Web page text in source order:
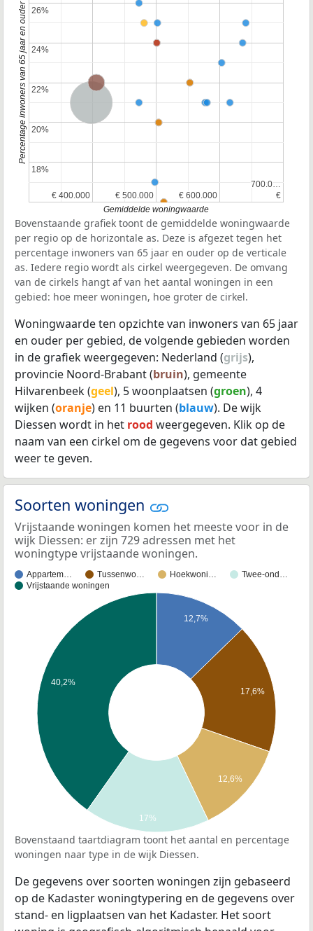
Provincie Noord-Brabant
€ 400.000
€ 400.000 € 500.000
€ 500.000 € 600.000
€ 600.000 €
€
700.0…
700.0…
18%
18%
20%
20%
22%
22%
24%
24%
26%
26%
Gemiddelde woningwaarde
Percentage inwoners van 65 jaar en ouder
Bovenstaande grafiek toont de gemiddelde woningwaarde
per regio op de horizontale as. Deze is afgezet tegen het
percentage inwoners van 65 jaar en ouder op de verticale
as. Iedere regio wordt als cirkel weergegeven. De omvang
van de cirkels hangt af van het aantal woningen in een
gebied: hoe meer woningen, hoe groter de cirkel.
Woningwaarde ten opzichte van inwoners van 65 jaar
en ouder per gebied, de volgende gebieden worden
in de grafiek weergegeven: Nederland (grijs),
provincie Noord-Brabant (bruin), gemeente
Hilvarenbeek (geel), 5 woonplaatsen (groen), 4
wijken (oranje) en 11 buurten (blauw). De wijk
Diessen wordt in het rood weergegeven. Klik op de
naam van een cirkel om de gegevens voor dat gebied
weer te geven.
Soorten woningen
Vrijstaande woningen komen het meeste voor in de
wijk Diessen: er zijn 729 adressen met het
woningtype vrijstaande woningen.
Appartem… Tussenwo… Hoekwoni…
Twee-ond…
Vrijstaande woningen
12,7%
17,6%
12,6%
40,2%
17%
Bovenstaand taartdiagram toont het aantal en percentage
woningen naar type in de wijk Diessen.
De gegevens over soorten woningen zijn gebaseerd
op de Kadaster woningtypering en de gegevens over
stand- en ligplaatsen van het Kadaster. Het soort